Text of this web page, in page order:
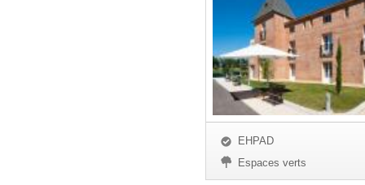
EHPAD
Espaces verts